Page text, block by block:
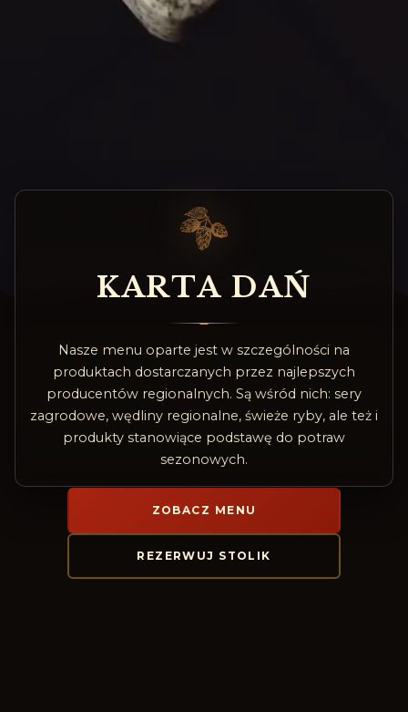
KARTA DAŃ
Nasze menu oparte jest w szczególności na
produktach dostarczanych przez najlepszych
producentów regionalnych. Są wśród nich: sery
zagrodowe, wędliny regionalne, świeże ryby, ale też i
produkty stanowiące podstawę do potraw
sezonowych.
ZOBACZ MENU
REZERWUJ STOLIK